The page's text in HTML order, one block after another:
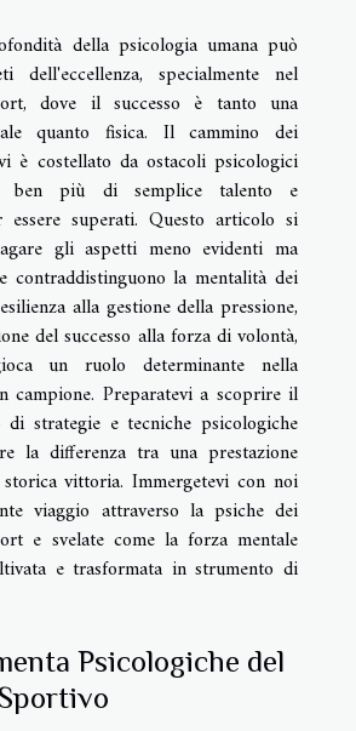
della psicologia umana può
dell'eccellenza, specialmente nel
dove il successo è tanto una
quanto fisica. Il cammino dei
è costellato da ostacoli psicologici
ben più di semplice talento e
essere superati. Questo articolo si
gli aspetti meno evidenti ma
contraddistinguono la mentalità dei
alla gestione della pressione,
del successo alla forza di volontà,
un ruolo determinante nella
campione. Preparatevi a scoprire il
di strategie e tecniche psicologiche
la differenza tra una prestazione
vittoria. Immergetevi con noi
viaggio attraverso la psiche dei
e svelate come la forza mentale
e trasformata in strumento di
Psicologiche del